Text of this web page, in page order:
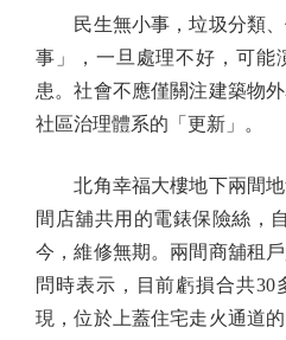
民生無小事，垃圾分類、
事」，一旦處理不好，可能
患。社會不應僅關注建築物
社區治理體系的「更新」。
北角幸福大樓地下兩間地
間店舖共用的電錶保險絲，
今，維修無期。兩間商舖租
問時表示，目前虧損合共30
現，位於上蓋住宅走火通道